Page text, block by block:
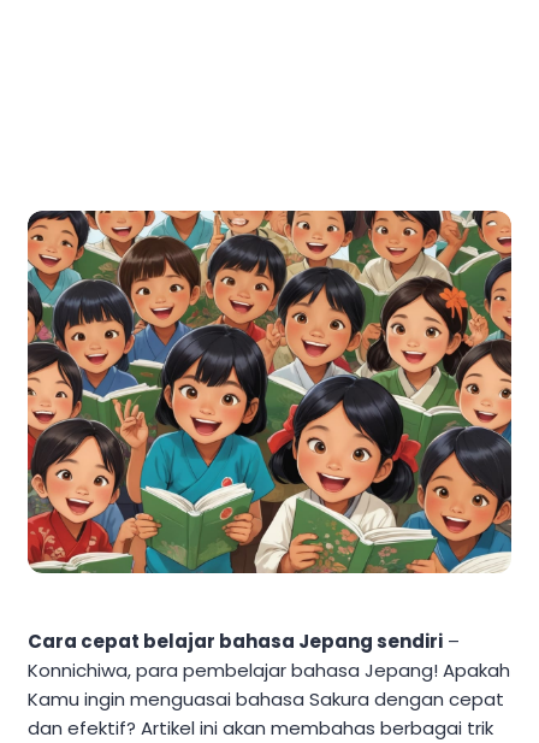
Cara cepat belajar bahasa Jepang sendiri –
Konnichiwa, para pembelajar bahasa Jepang! Apakah
Kamu ingin menguasai bahasa Sakura dengan cepat
dan efektif? Artikel ini akan membahas berbagai trik